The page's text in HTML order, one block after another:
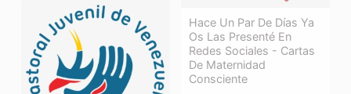
Hace Un Par De Días Ya
Os Las Presenté En
Redes Sociales - Cartas
De Maternidad
Consciente